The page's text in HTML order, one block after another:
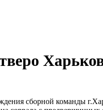
сборной команды